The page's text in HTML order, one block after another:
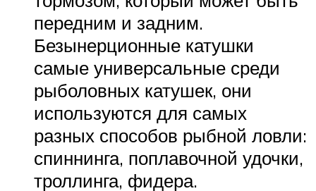
передним и задним.
Безынерционные катушки
самые универсальные среди
рыболовных катушек, они
используются для самых
разных способов рыбной ловли:
спиннинга, поплавочной удочки,
троллинга, фидера.